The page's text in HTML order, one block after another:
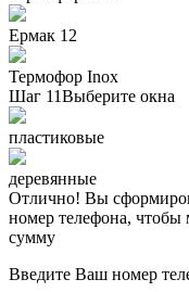
Ермак 12
Термофор Inox
Шаг 11Выберите окна
пластиковые
деревянные
Отлично! Вы
номер телефона,
сумму
Введите Ваш номер